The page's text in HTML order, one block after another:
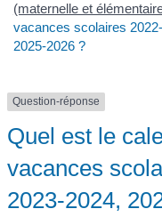
(maternelle et
vacances scolaires
2025-2026 ?
Question-réponse
Quel est le
vacances
2023-2024,